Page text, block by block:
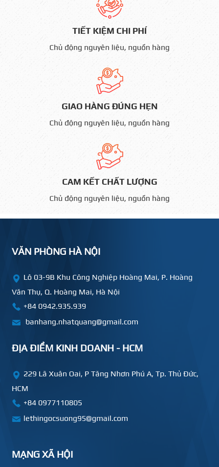
TIẾT KIỆM CHI PHÍ
Chủ động nguyên liệu, nguồn hàng
GIAO HÀNG ĐÚNG HẸN
Chủ động nguyên liệu, nguồn hàng
CAM KẾT CHẤT LƯỢNG
Chủ động nguyên liệu, nguồn hàng
VĂN PHÒNG HÀ NỘI
Lô 03-9B Khu Công Nghiệp Hoàng Mai, P. Hoàng
Văn Thụ, Q. Hoàng Mai, Hà Nội
+84 0942.935.939
banhang.nhatquang@gmail.com
ĐỊA ĐIỂM KINH DOANH - HCM
229 Lã Xuân Oai, P Tăng Nhơn Phú A, Tp. Thủ Đức,
HCM
+84 0977110805
lethingocsuong95@gmail.com
MẠNG XÃ HỘI